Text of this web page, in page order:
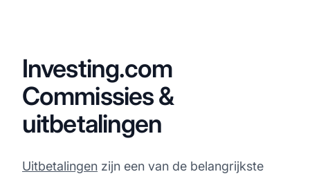
Investing.com
Commissies &
uitbetalingen
Uitbetalingen zijn een van de belangrijkste